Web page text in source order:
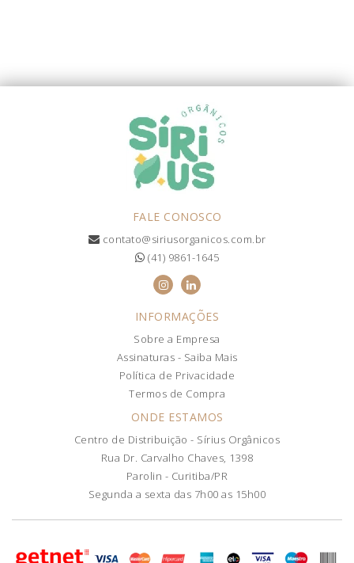
FALE CONOSCO
contato@siriusorganicos.com.br
(41) 9861-1645
INFORMAÇÕES
Sobre a Empresa
Assinaturas - Saiba Mais
Política de Privacidade
Termos de Compra
ONDE ESTAMOS
Centro de Distribuição - Sírius Orgânicos
Rua Dr. Carvalho Chaves, 1398
Parolin - Curitiba/PR
Segunda a sexta das 7h00 as 15h00